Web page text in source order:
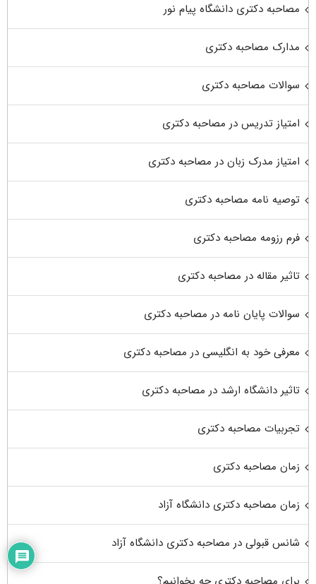
مصاحبه دکتری دانشگاه پیام نور
مدارک مصاحبه دکتری
سوالات مصاحبه دکتری
امتیاز تدریس در مصاحبه دکتری
امتیاز مدرک زبان در مصاحبه دکتری
توصیه نامه مصاحبه دکتری
فرم رزومه مصاحبه دکتری
تاثیر مقاله در مصاحبه دکتری
سوالات پایان نامه در مصاحبه دکتری
معرفی خود به انگلیسی در مصاحبه دکتری
تاثیر دانشگاه ارشد در مصاحبه دکتری
تجربیات مصاحبه دکتری
زمان مصاحبه دکتری
زمان مصاحبه دکتری دانشگاه آزاد
شانس قبولی در مصاحبه دکتری دانشگاه آزاد